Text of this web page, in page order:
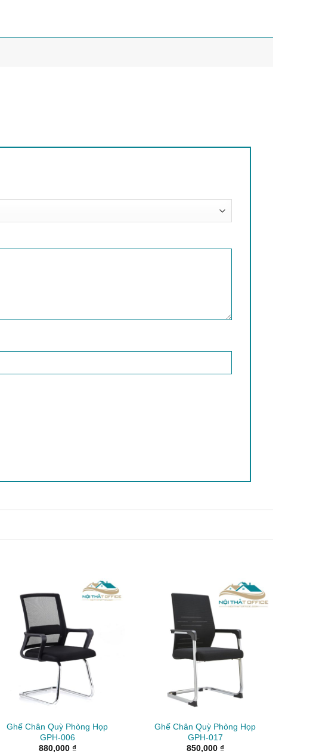
Ghế Chân Quỳ Phòng Họp
GPH-006
880,000 ₫
Ghế Chân Quỳ Phòng Họp
GPH-017
850,000 ₫